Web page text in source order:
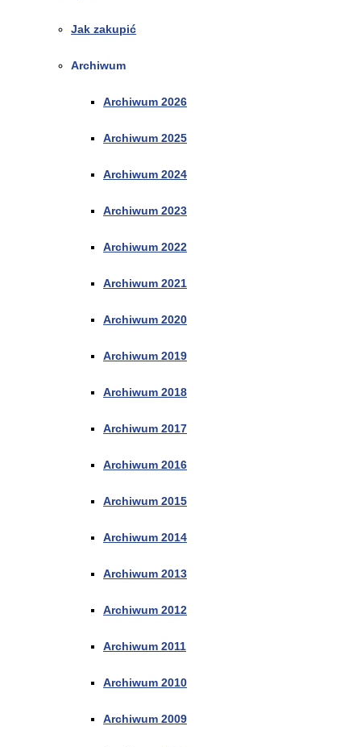
Jak zakupić
Archiwum
Archiwum 2026
Archiwum 2025
Archiwum 2024
Archiwum 2023
Archiwum 2022
Archiwum 2021
Archiwum 2020
Archiwum 2019
Archiwum 2018
Archiwum 2017
Archiwum 2016
Archiwum 2015
Archiwum 2014
Archiwum 2013
Archiwum 2012
Archiwum 2011
Archiwum 2010
Archiwum 2009